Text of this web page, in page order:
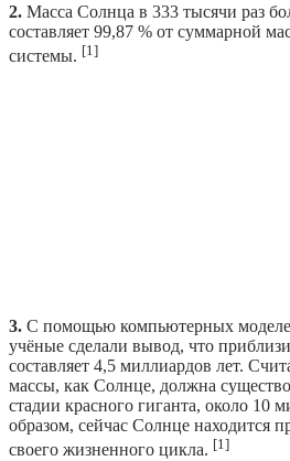
2. Масса Солнца в 333 тысячи раз
составляет 99,87 % от суммарной
системы. [1]
3. С помощью компьютерных
учёные сделали вывод, что
составляет 4,5 миллиардов лет.
массы, как Солнце, должна
стадии красного гиганта, около 10
образом, сейчас Солнце находится
своего жизненного цикла. [1]